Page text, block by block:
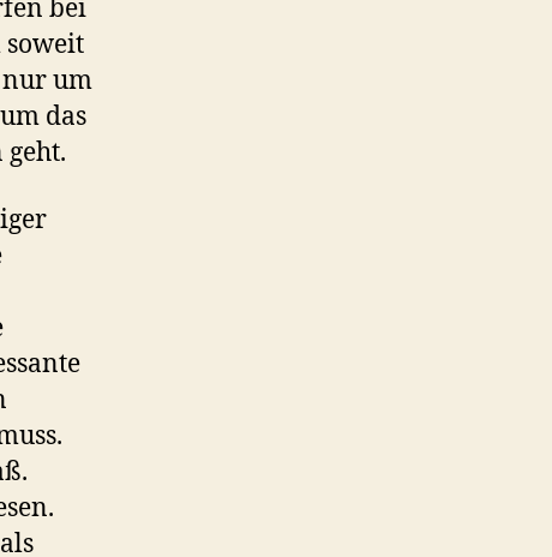
bei
nur um
das
geht.